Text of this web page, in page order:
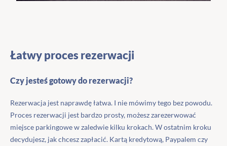
Łatwy proces rezerwacji
Czy jesteś gotowy do rezerwacji?
Rezerwacja jest naprawdę łatwa. I nie mówimy tego bez powodu.
Proces rezerwacji jest bardzo prosty, możesz zarezerwować
miejsce parkingowe w zaledwie kilku krokach. W ostatnim kroku
decydujesz, jak chcesz zapłacić. Kartą kredytową, Paypalem czy